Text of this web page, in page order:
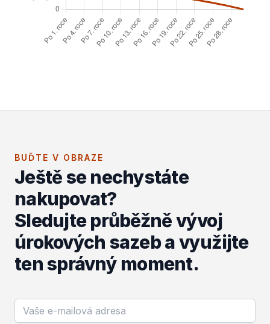
BUĎTE V OBRAZE
Ještě se nechystáte
nakupovat?
Sledujte průběžně vývoj
úrokových sazeb a využijte
ten správný moment.
Email address